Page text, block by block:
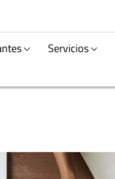
Servicios